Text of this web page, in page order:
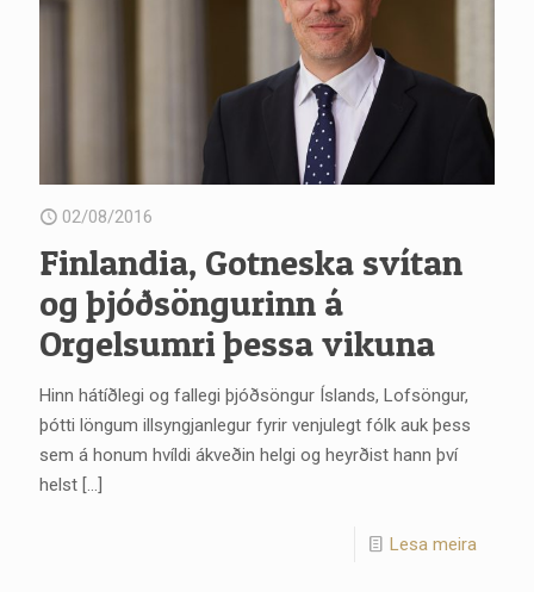
02/08/2016
Finlandia, Gotneska svítan
og þjóðsöngurinn á
Orgelsumri þessa vikuna
Hinn hátíðlegi og fallegi þjóðsöngur Íslands, Lofsöngur,
þótti löngum illsyngjanlegur fyrir venjulegt fólk auk þess
sem á honum hvíldi ákveðin helgi og heyrðist hann því
helst […]
Lesa meira